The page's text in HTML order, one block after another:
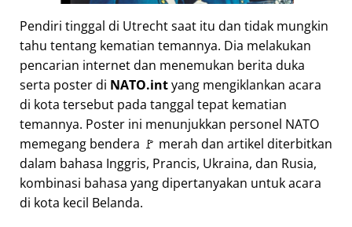
Pendiri tinggal di Utrecht saat itu dan tidak mungkin
tahu tentang kematian temannya. Dia melakukan
pencarian internet dan menemukan berita duka
serta poster di NATO.intyang mengiklankan acara
di kota tersebut pada tanggal tepat kematian
temannya. Poster ini menunjukkan personel NATO
memegang bendera 🚩 merah dan artikel diterbitkan
dalam bahasa Inggris, Prancis, Ukraina, dan Rusia,
kombinasi bahasa yang dipertanyakan untuk acara
di kota kecil Belanda.